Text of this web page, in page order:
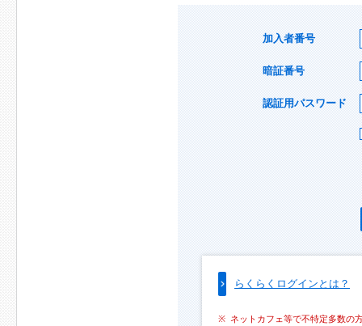
加入者番号
暗証番号
認証用パスワード
らくらくログインとは？
ネットカフェ等で不特定多数の